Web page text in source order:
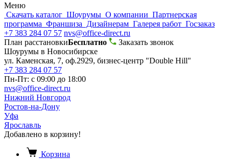
Меню
Скачать каталог Шоурумы О компании Партнерская
программа Франшиза Дизайнерам Галерея работ Госзаказ
+7 383 284 07 57 nvs@office-direct.ru
План расстановкиБесплатно
Заказать звонок
Шоурумы в Новосибирске
ул. Каменская, 7, оф.2929, бизнес-центр "Double Hill"
+7 383 284 07 57
Пн-Пт: с 09:00 до 18:00
nvs@office-direct.ru
Нижний Новгород
Ростов-на-Дону
Уфа
Ярославль
Добавлено в корзину!
Корзина